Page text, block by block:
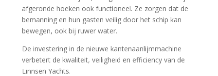
afgeronde hoeken ook functioneel. Ze zorgen dat de
bemanning en hun gasten veilig door het schip kan
bewegen, ook bij ruwer water.
De investering in de nieuwe kantenaanlijmmachine
verbetert de kwaliteit, veiligheid en efficiency van de
Linnsen Yachts.